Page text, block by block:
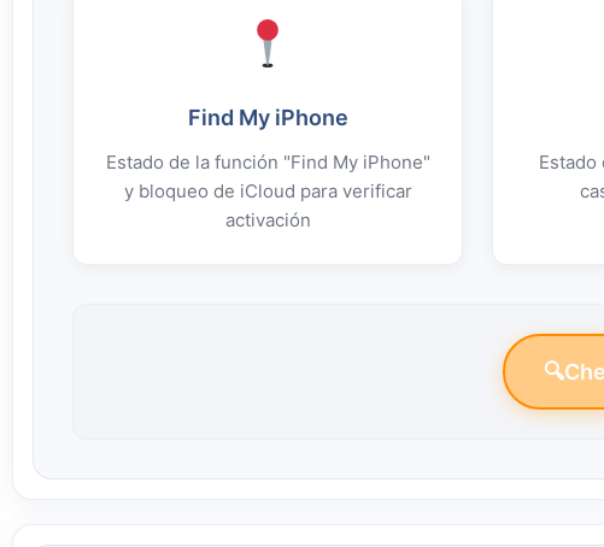
Find My iPhone
Estado de la función "Find My iPhone"
y bloqueo de iCloud para verificar
activación
Estado